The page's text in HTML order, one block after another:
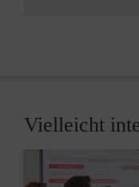
Vielleicht